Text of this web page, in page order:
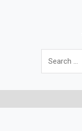
Search
for: